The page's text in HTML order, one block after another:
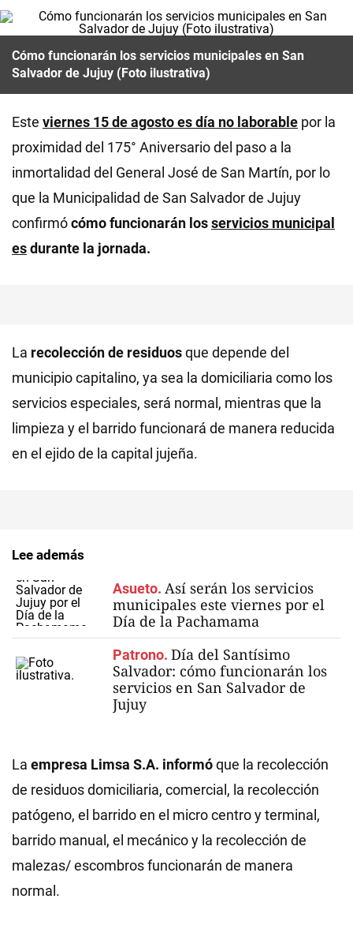
Cómo funcionarán los servicios municipales en San
Salvador de Jujuy (Foto ilustrativa)
Este viernes 15 de agosto es día no laborable por la
proximidad del 175° Aniversario del paso a la
inmortalidad del General José de San Martín, por lo
que la Municipalidad de San Salvador de Jujuy
confirmócómo funcionarán losservicios municipal
esdurante la jornada.
La recolección de residuosque depende del
municipio capitalino, ya sea la domiciliaria como los
servicios especiales, será normal, mientras que la
limpieza y el barrido funcionará de manera reducida
en el ejido de la capital jujeña.
Lee además
Asueto. Así serán los servicios
municipales este viernes por el
Día de la Pachamama
Patrono. Día del Santísimo
Salvador: cómo funcionarán los
servicios en San Salvador de
Jujuy
La empresa Limsa S.A. informóque la recolección
de residuos domiciliaria, comercial, la recolección
patógeno, el barrido en el micro centro y terminal,
barrido manual, el mecánico y la recolección de
malezas/ escombros funcionarán de manera
normal.